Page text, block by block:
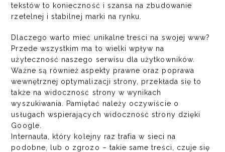
tekstów to konieczność i szansa na zbudowanie
rzetelnej i stabilnej marki na rynku.
Dlaczego warto mieć unikalne treści na swojej www?
Przede wszystkim ma to wielki wpływ na
użyteczność naszego serwisu dla użytkowników.
Ważne są również aspekty prawne oraz poprawa
wewnętrznej optymalizacji strony, przekłada się to
także na widoczność strony w wynikach
wyszukiwania. Pamiętać należy oczywiście o
usługach wspierających widoczność strony dzięki
Google.
Internauta, który kolejny raz trafia w sieci na
podobne, lub o zgrozo – takie same treści, czuje się